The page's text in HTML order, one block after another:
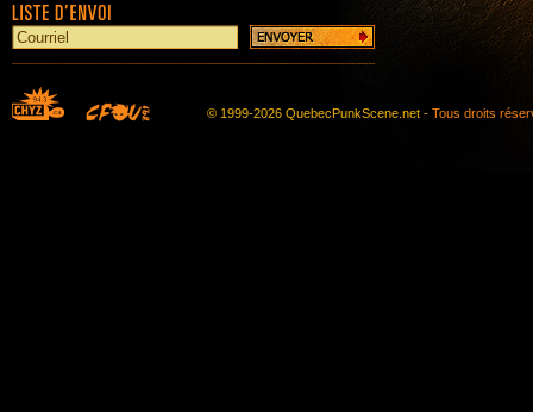
© 1999-2026 QuebecPunkScene.net - Tous droits